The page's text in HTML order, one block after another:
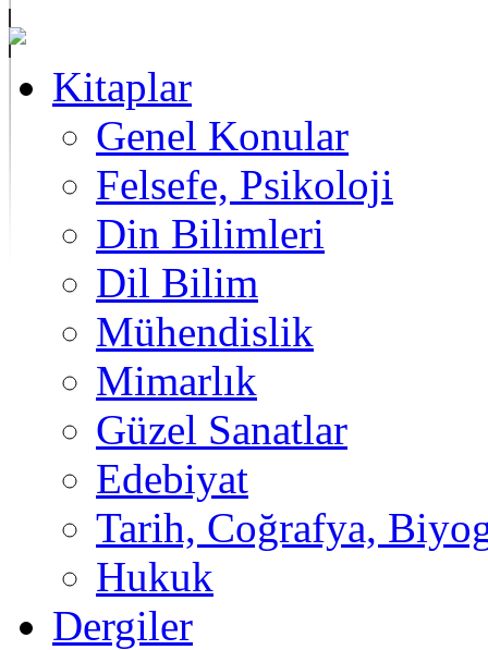
Kitaplar
Genel Konular
Felsefe, Psikoloji
Din Bilimleri
Dil Bilim
Mühendislik
Mimarlık
Güzel Sanatlar
Edebiyat
Tarih, Coğrafya,
Hukuk
Dergiler